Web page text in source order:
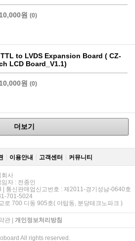
10,000원 (0)
TTL to LVDS Expansion Board ( CZ-
LCD Board_V1.1)
10,000원 (0)
더보기
이용안내 고객센터 커뮤니티
회사
자 : 전종인
통신판매업신고번호 : 제2011-경기성남-0640호
701-5024
로 700 디동 905호( 야탑동, 분당테크노파크 )
관| 개인정보처리방침
All rights reserved.